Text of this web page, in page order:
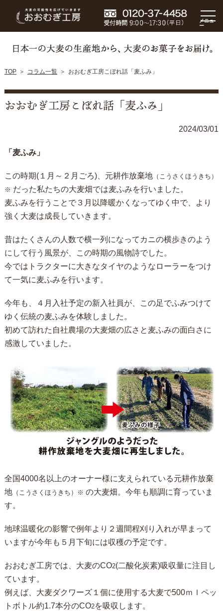
メニュ
ー
TOP コラム一覧 おおむぎ工房こぼれ話「麦ふみ」
おおむぎ工房こぼれ話「麦ふみ」
2024/03/01
「麦ふみ」
この時期(１月～２月ごろ)、元耕作放棄地（こうさくほうきち）
※ だった私たちの大麦畑では麦ふみを行いました。
麦ふみを行うことで３月以降暖かくなってゆく中で、より
強く大麦は成長していきます。
昔はたくさんの人数で横一列になってカニの横歩きのよう
にして行う風景が、この時期の風物詩でした。
今ではトラクターに大きなタイヤのようなローラーをつけ
て一気に麦ふみを行います。
今年も、４月入社予定の新入社員が、この足でふみつけて
ゆく伝統の麦ふみを体験しました。
初めて訪れた自社農場の大麦畑の広さと麦ふみの面白さに
感激していました。
全国4000名以上のオーナー様に支えられている元耕作放棄
地（こうさくほうきち）※ の大麦畑。今年も順調に育っていま
す。
地球温暖化の影響で例年より２週間程刈り入れが早まって
いますが今年も５月下旬には収穫の予定です。
おおむぎ工房では、大麦のCO2(二酸化炭素)吸収量に注目し
ています。
例えば、大麦ダクワーズ１個に使用する大麦で500ｍｌペッ
トボトル約1.7本分のCO2を吸収します。